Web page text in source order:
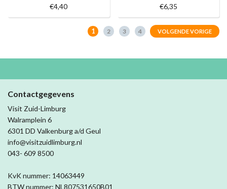
€4,40 €6,35
1 2 3 4 VOLGENDE VORIGE
Contactgegevens
Visit Zuid-Limburg
Walramplein 6
6301 DD Valkenburg a/d Geul
info@visitzuidlimburg.nl
043- 609 8500
KvK nummer: 14063449
BTW nummer: NL807531650B01